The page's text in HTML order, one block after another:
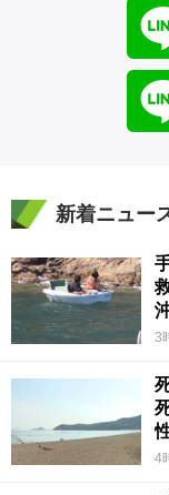
新着ニュー
3
4